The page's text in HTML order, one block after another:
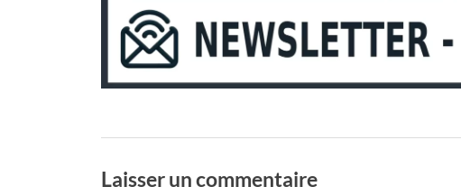
Laisser un commentaire